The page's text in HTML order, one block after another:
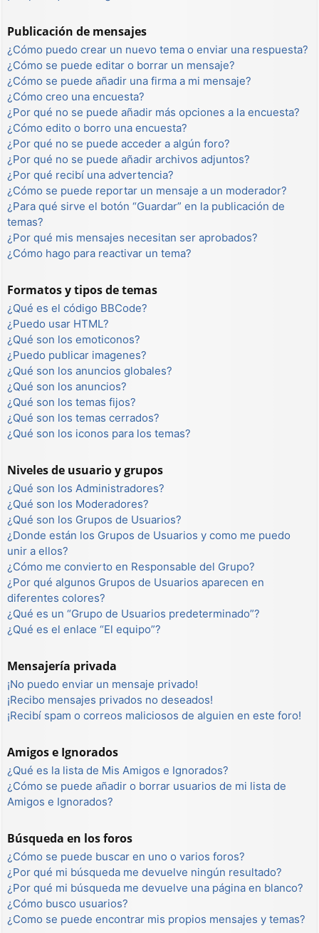
Publicación de mensajes
¿Cómo puedo crear un nuevo tema o enviar una respuesta?
¿Cómo se puede editar o borrar un mensaje?
¿Cómo se puede añadir una firma a mi mensaje?
¿Cómo creo una encuesta?
¿Por qué no se puede añadir más opciones a la encuesta?
¿Cómo edito o borro una encuesta?
¿Por qué no se puede acceder a algún foro?
¿Por qué no se puede añadir archivos adjuntos?
¿Por qué recibí una advertencia?
¿Cómo se puede reportar un mensaje a un moderador?
¿Para qué sirve el botón “Guardar” en la publicación de
temas?
¿Por qué mis mensajes necesitan ser aprobados?
¿Cómo hago para reactivar un tema?
Formatos y tipos de temas
¿Qué es el código BBCode?
¿Puedo usar HTML?
¿Qué son los emoticonos?
¿Puedo publicar imagenes?
¿Qué son los anuncios globales?
¿Qué son los anuncios?
¿Qué son los temas fijos?
¿Qué son los temas cerrados?
¿Qué son los iconos para los temas?
Niveles de usuario y grupos
¿Qué son los Administradores?
¿Qué son los Moderadores?
¿Qué son los Grupos de Usuarios?
¿Donde están los Grupos de Usuarios y como me puedo
unir a ellos?
¿Cómo me convierto en Responsable del Grupo?
¿Por qué algunos Grupos de Usuarios aparecen en
diferentes colores?
¿Qué es un “Grupo de Usuarios predeterminado”?
¿Qué es el enlace “El equipo”?
Mensajería privada
¡No puedo enviar un mensaje privado!
¡Recibo mensajes privados no deseados!
¡Recibí spam o correos maliciosos de alguien en este foro!
Amigos e Ignorados
¿Qué es la lista de Mis Amigos e Ignorados?
¿Cómo se puede añadir o borrar usuarios de mi lista de
Amigos e Ignorados?
Búsqueda en los foros
¿Cómo se puede buscar en uno o varios foros?
¿Por qué mi búsqueda me devuelve ningún resultado?
¿Por qué mi búsqueda me devuelve una página en blanco?
¿Cómo busco usuarios?
¿Como se puede encontrar mis propios mensajes y temas?